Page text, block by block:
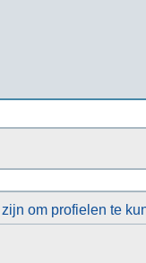
om profielen te